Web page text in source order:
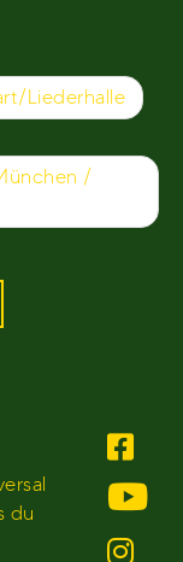
Liederhalle
/
du